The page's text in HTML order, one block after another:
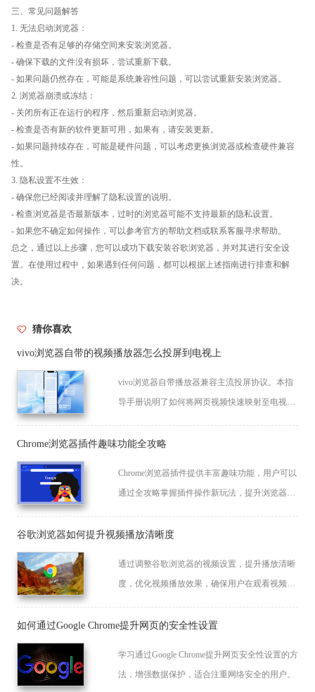
三、常见问题解答
1. 无法启动浏览器：
- 检查是否有足够的存储空间来安装浏览器。
- 确保下载的文件没有损坏，尝试重新下载。
- 如果问题仍然存在，可能是系统兼容性问题，可以尝试重新安装浏览器。
2. 浏览器崩溃或冻结：
- 关闭所有正在运行的程序，然后重新启动浏览器。
- 检查是否有新的软件更新可用，如果有，请安装更新。
- 如果问题持续存在，可能是硬件问题，可以考虑更换浏览器或检查硬件兼容
性。
3. 隐私设置不生效：
- 确保您已经阅读并理解了隐私设置的说明。
- 检查浏览器是否最新版本，过时的浏览器可能不支持最新的隐私设置。
- 如果您不确定如何操作，可以参考官方的帮助文档或联系客服寻求帮助。
总之，通过以上步骤，您可以成功下载安装谷歌浏览器，并对其进行安全设
置。在使用过程中，如果遇到任何问题，都可以根据上述指南进行排查和解
决。
猜你喜欢
vivo浏览器自带的视频播放器怎么投屏到电视上
vivo浏览器自带播放器兼容主流投屏协议。本指
导手册说明了如何将网页视频快速映射至电视，
视听享受。
Chrome浏览器插件趣味功能全攻略
Chrome浏览器插件提供丰富趣味功能，用户可以
通过全攻略掌握插件操作新玩法，提升浏览器功
谷歌浏览器如何提升视频播放清晰度
通过调整谷歌浏览器的视频设置，提升播放清晰
度，优化视频播放效果，确保用户在观看视频时
如何通过Google Chrome提升网页的安全性设置
学习通过Google Chrome提升网页安全性设置的方
法，增强数据保护，适合注重网络安全的用户。